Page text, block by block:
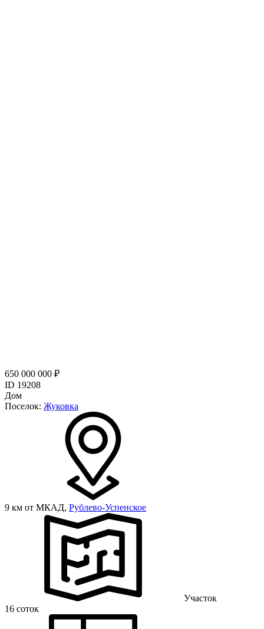
650 000 000 ₽
ID 19208
Дом
Поселок: Жуковка
9 км от МКАД, Рублево-Успенское
Участок
16 соток